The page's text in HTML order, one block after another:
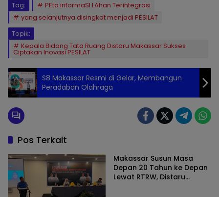
Tag:
PEta informaSI LAhan Terintegrasi
yang selanjutnya disingkat menjadi PESILAT
Topik:
Kepala Bidang Tata Ruang Distaru Makassar Sukses
Ciptakan Inovasi PESILAT
S8 Makassar Resmi di Gelar, Membangun
Peradaban Olahraga
Pos Terkait
Makassar Susun Masa
Depan 20 Tahun ke Depan
Lewat RTRW, Distaru